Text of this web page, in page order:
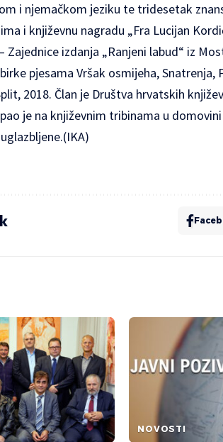
i njemačkom jeziku te tridesetak
i književnu nagradu „Fra Lucijan
Zajednice izdanja „Ranjeni labud“ iz
pjesama Vršak osmijeha,
2018. Član je Društva hrvatskih
je na književnim tribinama u
NOVOSTI